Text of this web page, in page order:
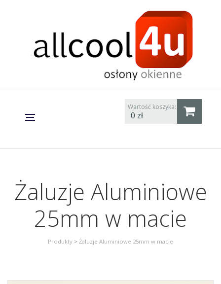
Wartość koszyka:
0 zł
Żaluzje Aluminiowe
25mm w macie
Produkty > Żaluzje Aluminiowe 25mm w macie